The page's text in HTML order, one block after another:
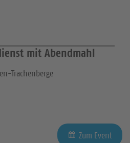
mit Abendmahl
Trachenberge
Zum Event